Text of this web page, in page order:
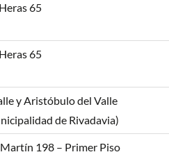
65
65
y Aristóbulo del Valle
de Rivadavia)
Martín 198 – Primer Piso